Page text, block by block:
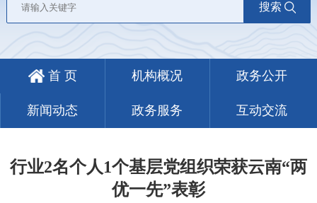
搜索
首 页 机构概况 政务公开
新闻动态 政务服务 互动交流
行业2名个人1个基层党组织荣获云南“两
优一先”表彰